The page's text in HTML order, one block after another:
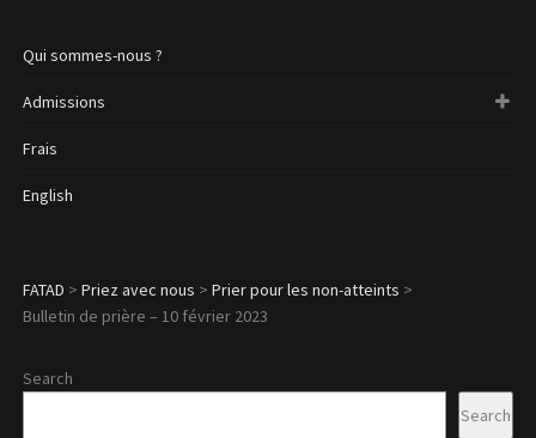
Qui sommes-nous ?
Admissions
Frais
English
FATAD > Priez avec nous > Prier pour les non-atteints >
Bulletin de prière – 10 février 2023
Search
Search